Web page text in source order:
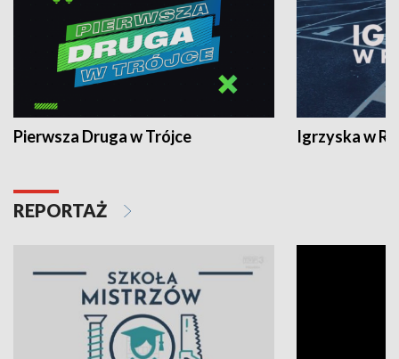
Pierwsza Druga w Trójce Igrzyska w
REPORTAŻ